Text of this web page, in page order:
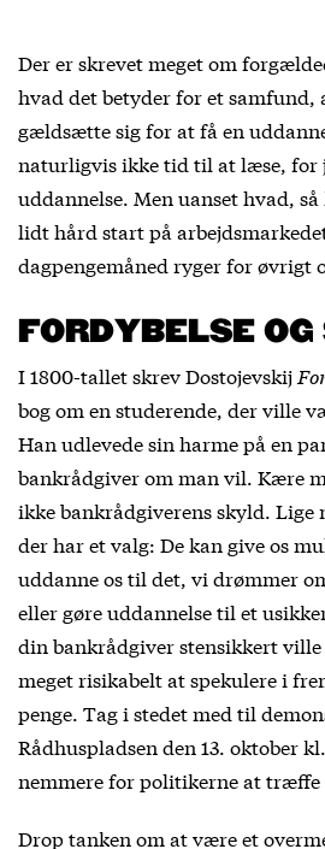
Der er skrevet meget om
hvad det betyder for et samfund,
gældsætte sig for at få en
naturligvis ikke tid til at læse, for
uddannelse. Men uanset hvad,
lidt hård start på
dagpengemåned ryger for øvrigt
FORDYBELSE
I 1800-tallet skrev Dostojevskij
bog om en studerende, der ville
Han udlevede sin harme på en
bankrådgiver om man vil. Kære
ikke bankrådgiverens skyld. Lige
der har et valg: De kan give os
uddanne os til det, vi drømmer
eller gøre uddannelse til et
din bankrådgiver stensikkert
meget risikabelt at spekulere i
penge. Tag i stedet med til
Rådhuspladsen den 13. oktober
nemmere for politikerne at
Drop tanken om at være et